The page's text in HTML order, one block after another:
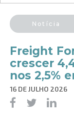
Notícia
Freight
crescer
nos 2,5%
16 DE JULHO 2026